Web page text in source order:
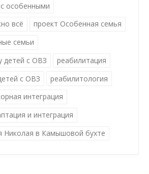
особенными
всё
проект Особенная семья
семьи
детей с ОВЗ
реабилитация
с ОВЗ
реабилитология
интеграция
и интеграция
Николая в Камышовой бухте